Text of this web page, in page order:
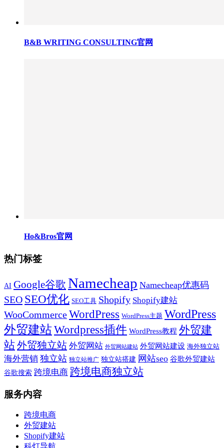
B&B WRITING CONSULTING官网
Ho&Bros官网
热门标签
AI Google谷歌 Namecheap Namecheap优惠码
SEO SEO优化 SEO工具 Shopify Shopify建站
WooCommerceWordPress WordPress主题 WordPress
外贸建站Wordpress插件 WordPress教程 外贸建
站外贸独立站 外贸网站 外贸网站建站 外贸网站建设 海外独立站
海外营销 独立站 独立站推广 独立站搭建 网站seo 谷歌外贸建站
谷歌搜索 跨境电商 跨境电商独立站
服务内容
跨境电商
外贸建站
Shopify建站